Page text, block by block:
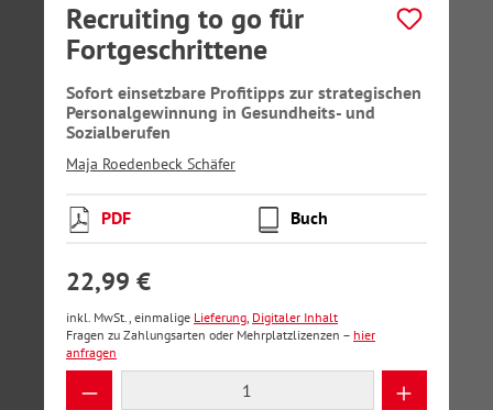
Recruiting to go für
Fortgeschrittene
Sofort einsetzbare Profitipps zur strategischen
Personalgewinnung in Gesundheits- und
Sozialberufen
Maja Roedenbeck Schäfer
PDF Buch
22,99 €
inkl. MwSt., einmalige Lieferung, Digitaler Inhalt
Fragen zu Zahlungsarten oder Mehrplatzlizenzen – hier
anfragen
Produkt Anzahl: Gib den gewünschten